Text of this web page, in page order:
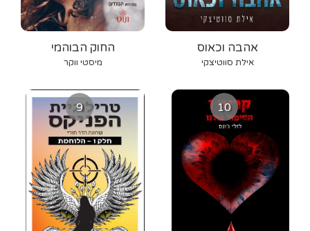
החוק הבוהמי
מיסטי ווקר
אהבה וכאוס
אילת סווטיצקי
9 10